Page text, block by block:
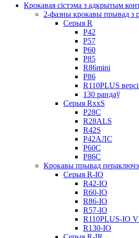
Крокавая сістэма з адкрытым
2-фазны крокавы прывад з
Серыя R
Р42
Р57
Р60
Р85
R86mini
Р86
R110PLUS
130 рандаў
Серыя RxxS
Р28С
R28ALS
R42S
Р42АЛС
Р60С
Р86С
Крокавы прывад
Серыя R-IO
R42-IO
R60-IO
R86-IO
R57-IO
R110PLUS-IO
R130-IO